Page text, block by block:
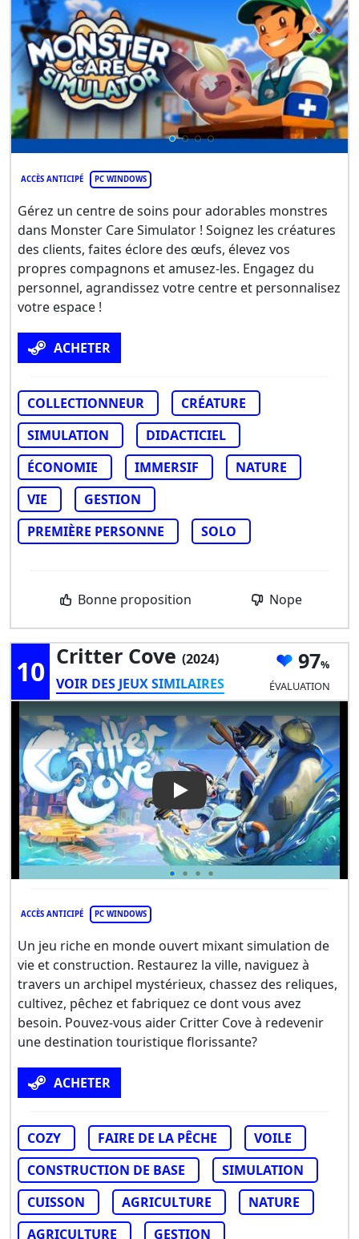
ACCÈS ANTICIPÉ PC WINDOWS
Gérez un centre de soins pour adorables monstres
dans Monster Care Simulator ! Soignez les créatures
des clients, faites éclore des œufs, élevez vos
propres compagnons et amusez-les. Engagez du
personnel, agrandissez votre centre et personnalisez
votre espace !
ACHETER
COLLECTIONNEUR
CRÉATURE
SIMULATION
DIDACTICIEL
ÉCONOMIE
IMMERSIF
NATURE
VIE
GESTION
PREMIÈRE PERSONNE
SOLO
Bonne proposition Nope
10 Critter Cove (2024)
VOIR DES JEUX SIMILAIRES
97
ÉVALUATION
Play Video: Critter Cove
ACCÈS ANTICIPÉ PC WINDOWS
Un jeu riche en monde ouvert mixant simulation de
vie et construction. Restaurez la ville, naviguez à
travers un archipel mystérieux, chassez des reliques,
cultivez, pêchez et fabriquez ce dont vous avez
besoin. Pouvez-vous aider Critter Cove à redevenir
une destination touristique florissante?
ACHETER
COZY FAIRE DE LA PÊCHE
VOILE
CONSTRUCTION DE BASE
SIMULATION
CUISSON
AGRICULTURE
NATURE
AGRICULTURE
GESTION